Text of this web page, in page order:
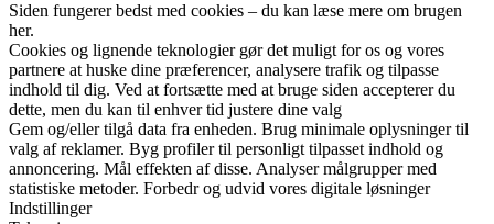
Siden fungerer bedst med cookies – du kan læse mere om brugen
her.
Cookies og lignende teknologier gør det muligt for os og vores
partnere at huske dine præferencer, analysere trafik og tilpasse
indhold til dig. Ved at fortsætte med at bruge siden accepterer du
dette, men du kan til enhver tid justere dine valg
Gem og/eller tilgå data fra enheden. Brug minimale oplysninger til
valg af reklamer. Byg profiler til personligt tilpasset indhold og
annoncering. Mål effekten af disse. Analyser målgrupper med
statistiske metoder. Forbedr og udvid vores digitale løsninger
Indstillinger